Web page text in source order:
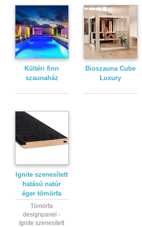
Kültéri finn
szaunaház
Bioszauna Cube
Luxury
Ignite szenesített
hatású natúr
éger tömörfa
designpanel
Tömörfa
designpanel -
Ignite szenesített